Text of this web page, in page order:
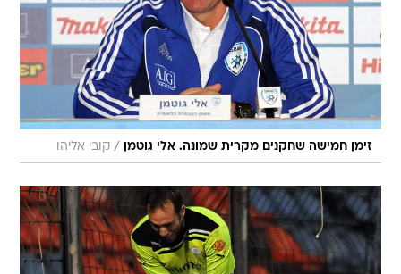
זימן חמישה שחקנים מקרית שמונה. אלי גוטמן / קובי אליהו